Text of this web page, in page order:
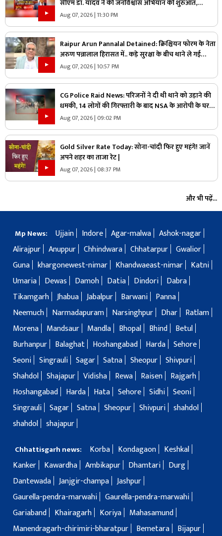
सीएम डॉ. यादव ने की जनविश्वास अभियान की शुरुआत,
जनविश्वास मुहीम से क्या मजबूत होगी जमीनी पकड़
Aug 07, 2026 | 11:30 PM
Raipur Arun Pannalal Detained: क्रिश्चियन फोरम के नेता
अरुण पन्नालाल हिरासत में.. कड़े सुरक्षा के बीच थाने ले गई
पुलिस, जानें क्या है आरोप
Aug 07, 2026 | 10:57 PM
CG Police Raid News: परिजनों ने दी थी थाने को उड़ाने की
धमकी, 14 लोगों की गिरफ्तारी के बाद NSA के आरोपी के घर
पुलिस ने मारा छापा, जांच में मिली ये चौंकाने वाली चीज
Aug 07, 2026 | 09:02 PM
Gold Silver Rate Today: सोना-चांदी फिर हुए महंगे! जानें
अपने शहर का ताजा रेट |
Aug 07, 2026 | 08:37 PM
और भी पढ़ें...
Mp News: Ujjain Indore Agar-malwa Ashok-nagar
Alirajpur Anuppur Chhindwara Chhatarpur Gwalior
Guna khargonewest-nimar Khandwaeast-nimar
Katni
Umaria
Dewas Damoh Datia Dindori
Dabra
Tikamgarh Jhabua Jabalpur Barwani
Panna
Neemuch
Narmadapuram Narsinghpur Dhar
Ratlam
Morena
Mandsaur Mandla Bhopal Bhind
Betul
Burhanpur
Balaghat Hoshangabad Harda Sehore
Seoni Singrauli Sagar Satna Sheopur Shivpuri
Shahdol Shajapur Vidisha Rewa Raisen
Rajgarh
Hoshangabad
Harda Hata Sehore Sidhi Seoni
Singrauli Sagar Satna Sheopur Shivpuri shahdol
shahdol shajapur
Chhattisgarh news: Korba Kondagaon
Keshkal
Kanker
Kawardha Ambikapur Dhamtari
Durg
Dantewada Janjgir-champa Jashpur
Gaurella-pendra-marwahi Gaurella-pendra-marwahi
Gariaband
Khairagarh Koriya
Mahasamund
Manendragarh-chirimiri-bharatpur
Bemetara
Bijapur